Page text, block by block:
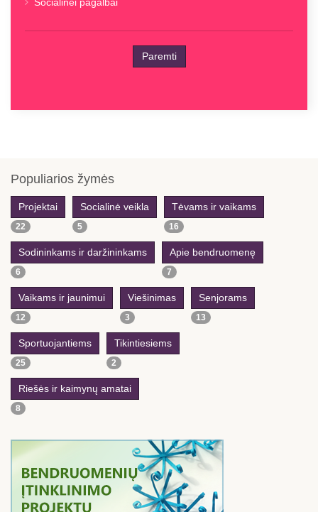
Paremti
Populiarios žymės
Projektai
22
Socialinė veikla
5
Tėvams ir vaikams
16
Sodininkams ir daržininkams
6
Apie bendruomenę
7
Vaikams ir jaunimui
12
Viešinimas
3
Senjorams
13
Sportuojantiems
25
Tikintiesiems
2
Riešės ir kaimynų amatai
8
YearMonth
YearMonth